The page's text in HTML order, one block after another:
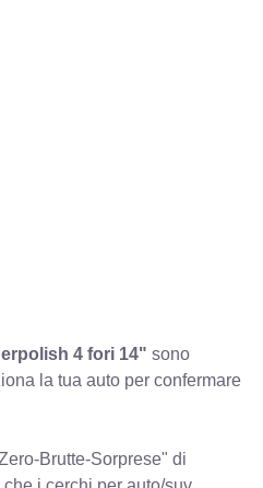
4 fori 14" sono
la tua auto per confermare
Brutte-Sorprese" di